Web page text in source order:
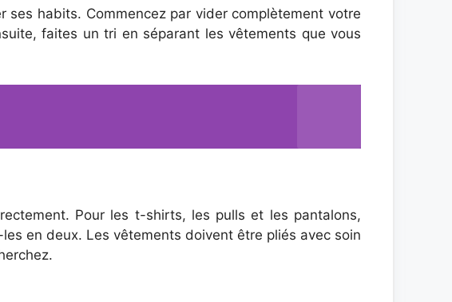
habits. Commencez par vider complètement votre
faites un tri en séparant les vêtements que vous
Pour les t-shirts, les pulls et les pantalons,
en deux. Les vêtements doivent être pliés avec soin